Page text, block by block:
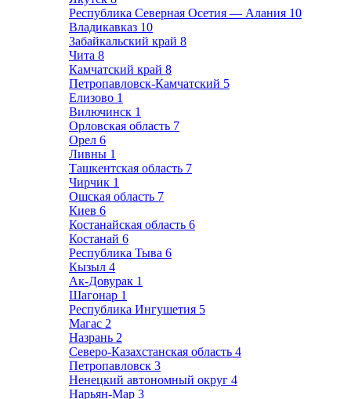
Республика Северная Осетия — Алания 10
Владикавказ 10
Забайкальский край 8
Чита 8
Камчатский край 8
Петропавловск-Камчатский 5
Елизово 1
Вилючинск 1
Орловская область 7
Орел 6
Ливны 1
Ташкентская область 7
Чирчик 1
Ошская область 7
Киев 6
Костанайская область 6
Костанай 6
Республика Тыва 6
Кызыл 4
Ак-Довурак 1
Шагонар 1
Республика Ингушетия 5
Магас 2
Назрань 2
Северо-Казахстанская область 4
Петропавловск 3
Ненецкий автономный округ 4
Нарьян-Мар 3